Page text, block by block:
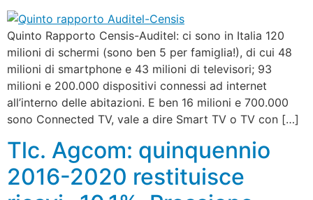
Quinto Rapporto Censis-Auditel: ci sono in Italia 120
milioni di schermi (sono ben 5 per famiglia!), di cui 48
milioni di smartphone e 43 milioni di televisori; 93
milioni e 200.000 dispositivi connessi ad internet
all’interno delle abitazioni. E ben 16 milioni e 700.000
sono Connected TV, vale a dire Smart TV o TV con […]
Tlc. Agcom: quinquennio
2016-2020 restituisce